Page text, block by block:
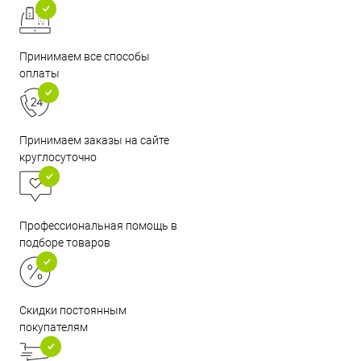
Принимаем все способы
оплаты
Принимаем заказы на сайте
круглосуточно
Профессиональная помощь в
подборе товаров
Скидки постоянным
покупателям